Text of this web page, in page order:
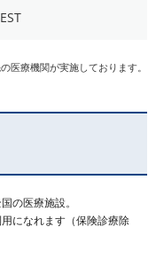
医療機関が実施しております。
の医療施設。
になれます（保険診療除